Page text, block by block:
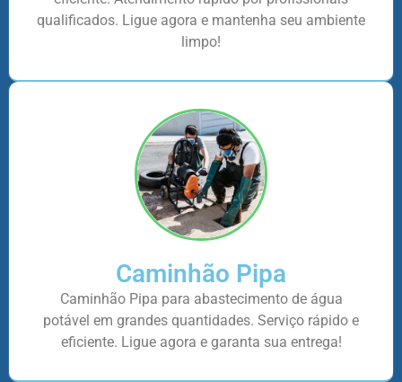
qualificados. Ligue agora e mantenha seu ambiente
limpo!
Caminhão Pipa
Caminhão Pipa para abastecimento de água
potável em grandes quantidades. Serviço rápido e
eficiente. Ligue agora e garanta sua entrega!